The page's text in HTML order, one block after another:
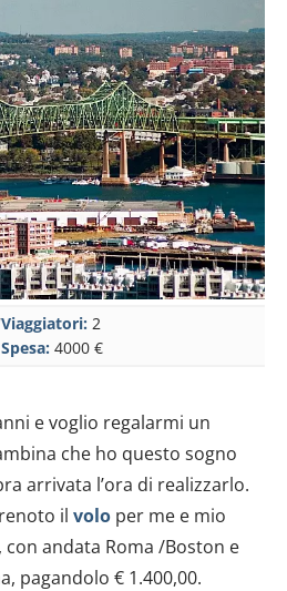
Viaggiatori: 2
Spesa: 4000 €
e voglio regalarmi un
che ho questo sogno
arrivata l’ora di realizzarlo.
il volo per me e mio
andata Roma /Boston e
pagandolo € 1.400,00.